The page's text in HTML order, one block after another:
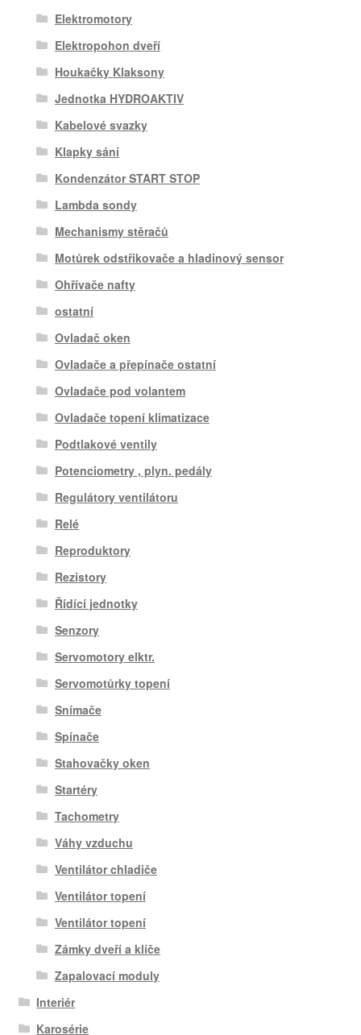
Elektromotory
Elektropohon dveří
Houkačky Klaksony
Jednotka HYDROAKTIV
Kabelové svazky
Klapky sání
Kondenzátor START STOP
Lambda sondy
Mechanismy stěračů
Motůrek odstřikovače a hladinový sensor
Ohřívače nafty
ostatní
Ovladač oken
Ovladače a přepínače ostatní
Ovladače pod volantem
Ovladače topení klimatizace
Podtlakové ventily
Potenciometry , plyn. pedály
Regulátory ventilátoru
Relé
Reproduktory
Rezistory
Řídící jednotky
Senzory
Servomotory elktr.
Servomotůrky topení
Snímače
Spínače
Stahovačky oken
Startéry
Tachometry
Váhy vzduchu
Ventilátor chladiče
Ventilátor topení
Ventilátor topení
Zámky dveří a klíče
Zapalovací moduly
Interiér
Karosérie